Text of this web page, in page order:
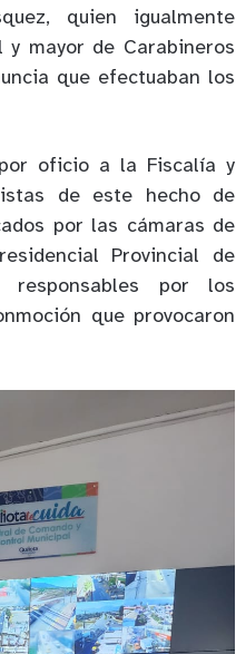
quien igualmente
mayor de Carabineros
que efectuaban los
oficio a la Fiscalía y
de este hecho de
por las cámaras de
Provincial de
por los
que provocaron